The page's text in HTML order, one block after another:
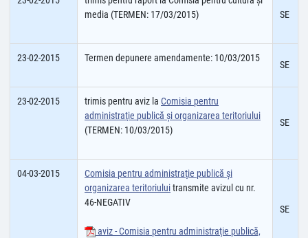
media (TERMEN: 17/03/2015)
SE
23-02-2015 Termen depunere amendamente: 10/03/2015
SE
23-02-2015 trimis pentru aviz la Comisia pentru
administraţie publică şi organizarea teritoriului
(TERMEN: 10/03/2015)
SE
04-03-2015
Comisia pentru administraţie publică şi
organizarea teritoriuluitransmite avizul cu nr.
46-NEGATIV
aviz - Comisia pentru administraţie publică,
SE